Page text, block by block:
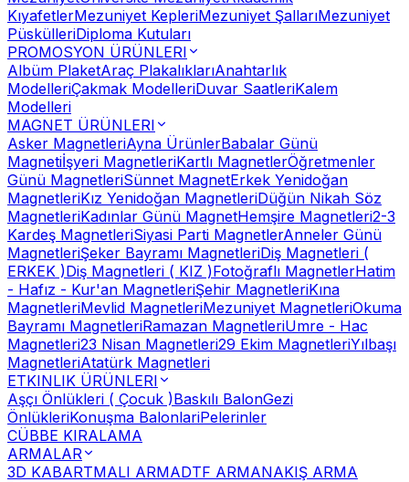
KıyafetlerMezuniyet KepleriMezuniyet ŞallarıMezuniyet
PüskülleriDiploma Kutuları
PROMOSYON ÜRÜNLERI
Albüm PlaketAraç PlakalıklarıAnahtarlık
ModelleriÇakmak ModelleriDuvar SaatleriKalem
Modelleri
MAGNET ÜRÜNLERI
Asker MagnetleriAyna ÜrünlerBabalar Günü
Magnetiİşyeri MagnetleriKartlı MagnetlerÖğretmenler
Günü MagnetleriSünnet MagnetErkek Yenidoğan
MagnetleriKız Yenidoğan MagnetleriDüğün Nikah Söz
MagnetleriKadınlar Günü MagnetHemşire Magnetleri2-3
Kardeş MagnetleriSiyasi Parti MagnetlerAnneler Günü
MagnetleriŞeker Bayramı MagnetleriDiş Magnetleri (
ERKEK )Diş Magnetleri ( KIZ )Fotoğraflı MagnetlerHatim
- Hafız - Kur'an MagnetleriŞehir MagnetleriKına
MagnetleriMevlid MagnetleriMezuniyet MagnetleriOkuma
Bayramı MagnetleriRamazan MagnetleriUmre - Hac
Magnetleri23 Nisan Magnetleri29 Ekim MagnetleriYılbaşı
MagnetleriAtatürk Magnetleri
ETKINLIK ÜRÜNLERI
Aşçı Önlükleri ( Çocuk )Baskılı BalonGezi
ÖnlükleriKonuşma BalonlariPelerinler
CÜBBE KIRALAMA
ARMALAR
3D KABARTMALI ARMADTF ARMANAKIŞ ARMA